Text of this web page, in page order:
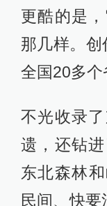
比如故宫
秩序、古人
案中的文化
读完这本
识，更读